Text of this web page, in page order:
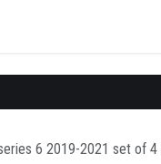
6 2019-2021 set of